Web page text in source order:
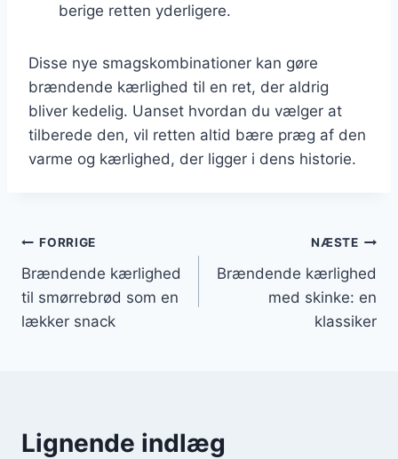
berige retten yderligere.
Disse nye smagskombinationer kan gøre
brændende kærlighed til en ret, der aldrig
bliver kedelig. Uanset hvordan du vælger at
tilberede den, vil retten altid bære præg af den
varme og kærlighed, der ligger i dens historie.
Indlægsnavigation
FORRIGE
Brændende kærlighed
til smørrebrød som en
lækker snack
NÆSTE
Brændende kærlighed
med skinke: en
klassiker
Lignende indlæg